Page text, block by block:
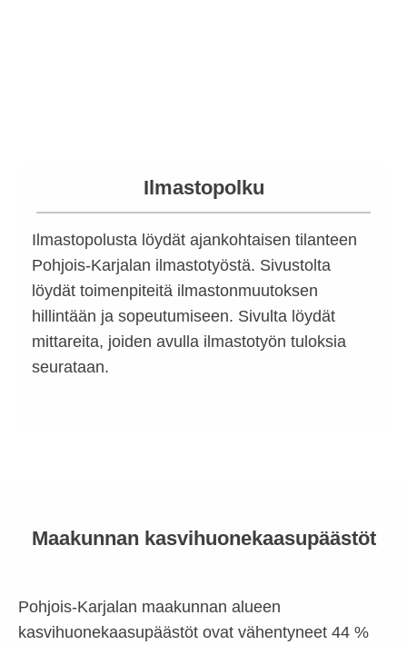
Ilmastopolku
Ilmastopolusta löydät ajankohtaisen tilanteen
Pohjois-Karjalan ilmastotyöstä. Sivustolta
löydät toimenpiteitä ilmastonmuutoksen
hillintään ja sopeutumiseen. Sivulta löydät
mittareita, joiden avulla ilmastotyön tuloksia
seurataan.
Maakunnan kasvihuonekaasupäästöt
Pohjois-Karjalan maakunnan alueen
kasvihuonekaasupäästöt ovat vähentyneet 44 %